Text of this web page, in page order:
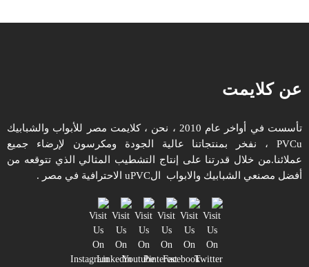
عن كلايمت
تأسست في أواخر عام 2010 ، نحن ، كلايمت مصر للأبواب والشبابيك
PVCu ، نفخر بمنتجاتنا عالية الجودة ومكرسون لإرضاء جميع
عملائنا.من خلال قدرتنا على إنتاج التشطيب المثالي الذي تتوقعه من
أفضل مصنعي الشبابيك والابواب الuPVC الاحترافية في مصر .